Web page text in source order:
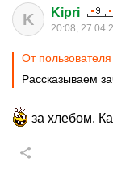
K Kipri
20:08,
От пользователя
Рассказываем
за хлебом.